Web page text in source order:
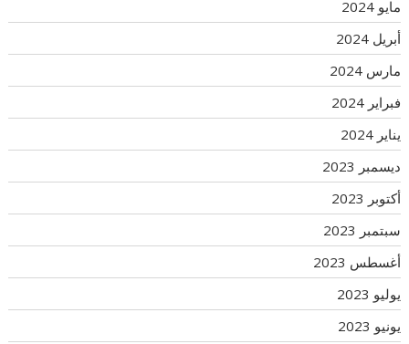
مايو 2024
أبريل 2024
مارس 2024
فبراير 2024
يناير 2024
ديسمبر 2023
أكتوبر 2023
سبتمبر 2023
أغسطس 2023
يوليو 2023
يونيو 2023